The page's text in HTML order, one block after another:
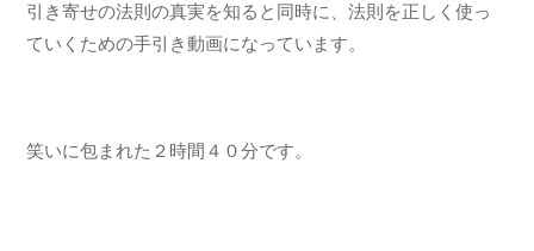
引き寄せの法則の真実を知ると同時に、法則を正しく使っ
ていくための手引き動画になっています。
笑いに包まれた２時間４０分です。